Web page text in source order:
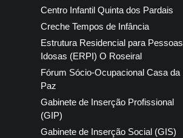
Centro Infantil Quinta dos Pardais
Creche Tempos de Infância
Estrutura Residencial para Pessoas
Idosas (ERPI) O Roseiral
Fórum Sócio-Ocupacional Casa da
Paz
Gabinete de Inserção Profissional
(GIP)
Gabinete de Inserção Social (GIS)